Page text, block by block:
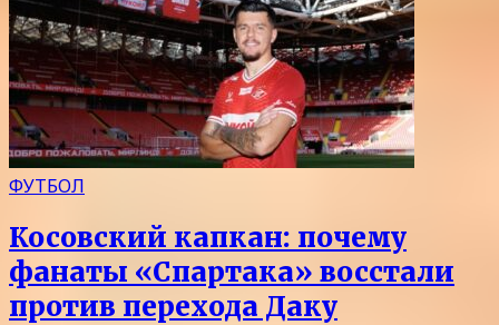
ФУТБОЛ
Косовский капкан: почему
фанаты «Спартака» восстали
против перехода Даку